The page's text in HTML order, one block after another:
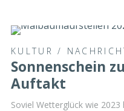
KULTUR /
Sonnenschein
Auftakt
Soviel Wetterglück wie